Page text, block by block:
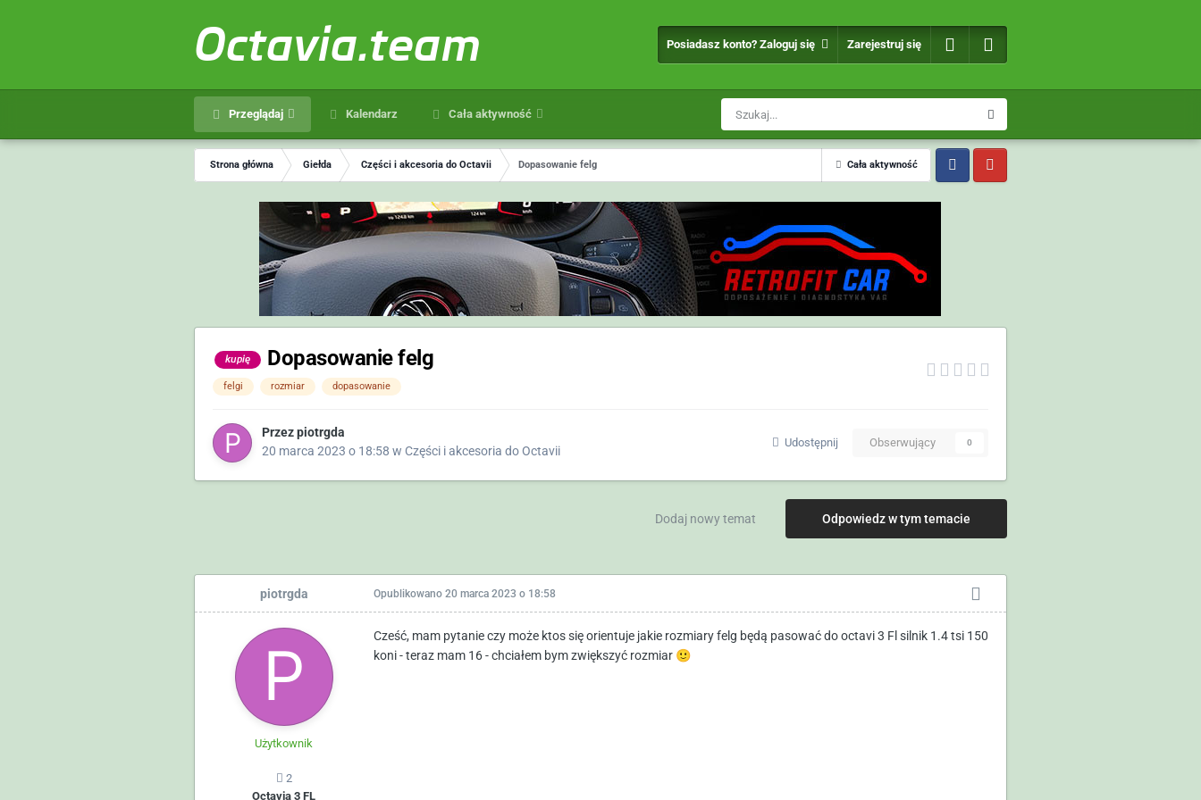
Octavia.team Posiadasz konto? Zaloguj się Zarejestruj się
Przeglądaj Kalendarz Cała aktywność
Cała aktywność
Strona główna Giełda Części i akcesoria do Octavii Dopasowanie felg
kupię Dopasowanie felg
felgi rozmiar dopasowanie
Przezpiotrgda
20 marca 2023 o 18:58 w Części i akcesoria do Octavii
Udostępnij Obserwujący 0
Odpowiedz w tym temacie
Dodaj nowy temat
piotrgda
Użytkownik
2
Octavia 3 FL
Opublikowano 20 marca 2023 o 18:58
Cześć, mam pytanie czy może ktos się orientuje jakie rozmiary felg będą pasować do octavi 3 Fl silnik 1.4 tsi 150
koni - teraz mam 16 - chciałem bym zwiększyć rozmiar 🙂